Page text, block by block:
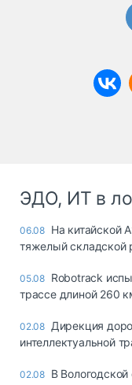
ЭДО, ИТ в
06.08 На китайской
тяжелый складской
05.08 Robotrack
трассе длиной 260
02.08 Дирекция
интеллектуальной
02.08 В